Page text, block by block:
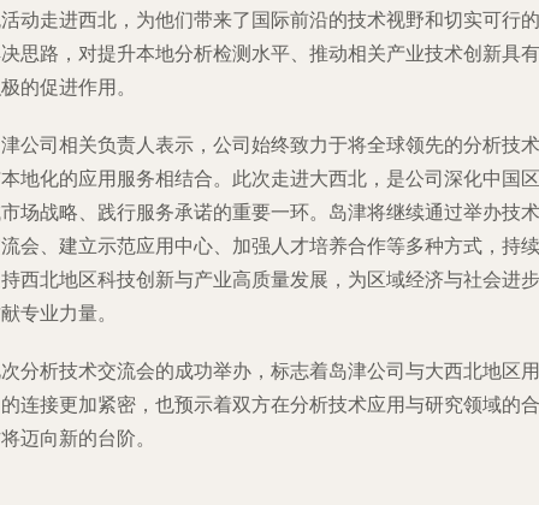
动走进西北，为他们带来了国际前沿的技术视野和切实可行的
思路，对提升本地分析检测水平、推动相关产业技术创新具有
的促进作用。
公司相关负责人表示，公司始终致力于将全球领先的分析技术
地化的应用服务相结合。此次走进大西北，是公司深化中国区
场战略、践行服务承诺的重要一环。岛津将继续通过举办技术
会、建立示范应用中心、加强人才培养合作等多种方式，持续
西北地区科技创新与产业高质量发展，为区域经济与社会进步
专业力量。
分析技术交流会的成功举办，标志着岛津公司与大西北地区用
连接更加紧密，也预示着双方在分析技术应用与研究领域的合
迈向新的台阶。